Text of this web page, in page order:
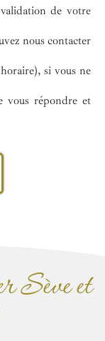
de votre
nous contacter
si vous ne
vous répondre et
Sève et